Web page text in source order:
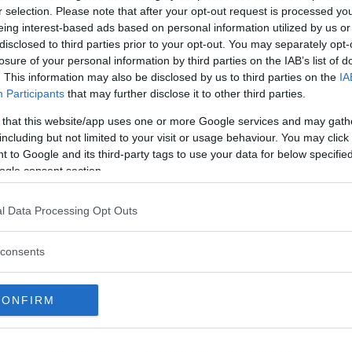
selection. Please note that after your opt-out request is processed
interest-based ads based on personal information utilized by us
to third parties prior to your opt-out. You may separately
of your personal information by third parties on the IAB’s list of
This information may also be disclosed by us to third parties on the
Participants that may further disclose it to other third parties.
that this website/app uses one or more Google services and may
but not limited to your visit or usage behaviour. You may
to Google and its third-party tags to use your data for below
consent section.
Data Processing Opt Outs
FRATELLO VIP 21 👁 (@gfvip__21)
torna a casa e riabbraccia
a leggere dopo la pubblicità
creata tra i due prima che Pisu uscisse